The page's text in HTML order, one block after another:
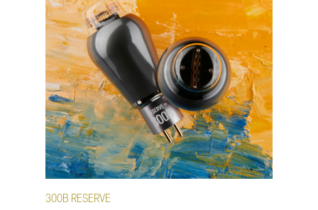
300B RESERVE